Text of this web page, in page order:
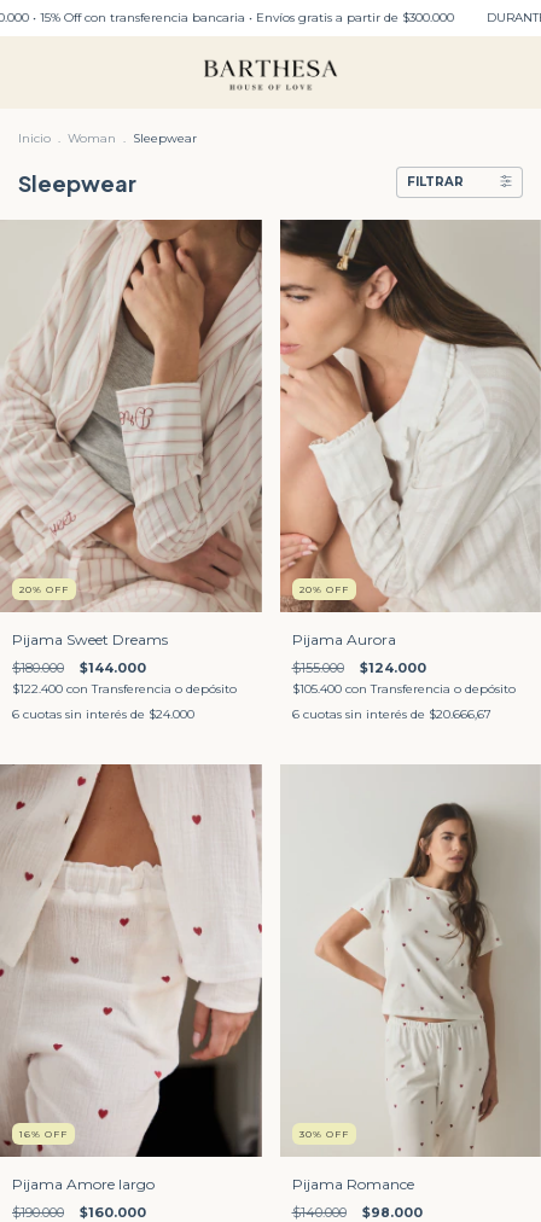
transferencia bancaria • Envíos gratis a partir de $300.000 DURANTE TODO
Inicio . Woman . Sleepwear
Sleepwear FILTRAR
20% OFF
Pijama Sweet Dreams
$180.000 $144.000
$122.400 con Transferencia o depósito
6 cuotas sin interés de $24.000
20% OFF
Pijama Aurora
$155.000 $124.000
$105.400 con Transferencia o depósito
6 cuotas sin interés de $20.666,67
16% OFF
Pijama Amore largo
$190.000 $160.000
30% OFF
Pijama Romance
$140.000 $98.000